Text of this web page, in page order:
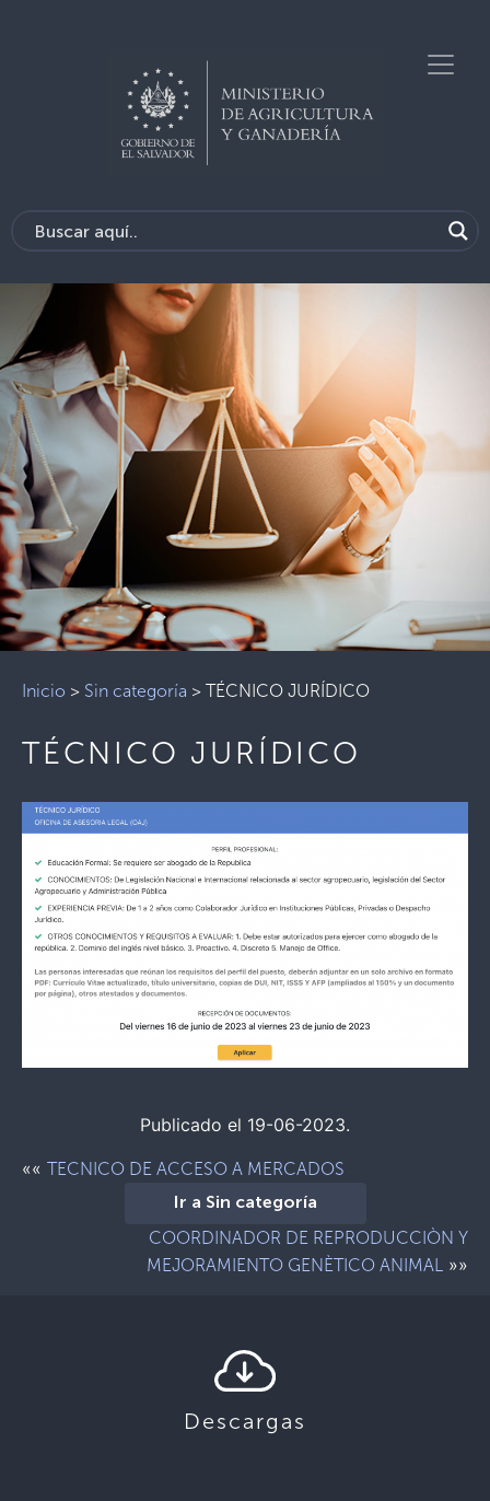
Inicio > Sin categoría > TÉCNICO JURÍDICO
TÉCNICO JURÍDICO
Publicado el 19-06-2023.
«« TECNICO DE ACCESO A MERCADOS
Ir a Sin categoría
COORDINADOR DE REPRODUCCIÒN Y
MEJORAMIENTO GENÈTICO ANIMAL »»
Descargas